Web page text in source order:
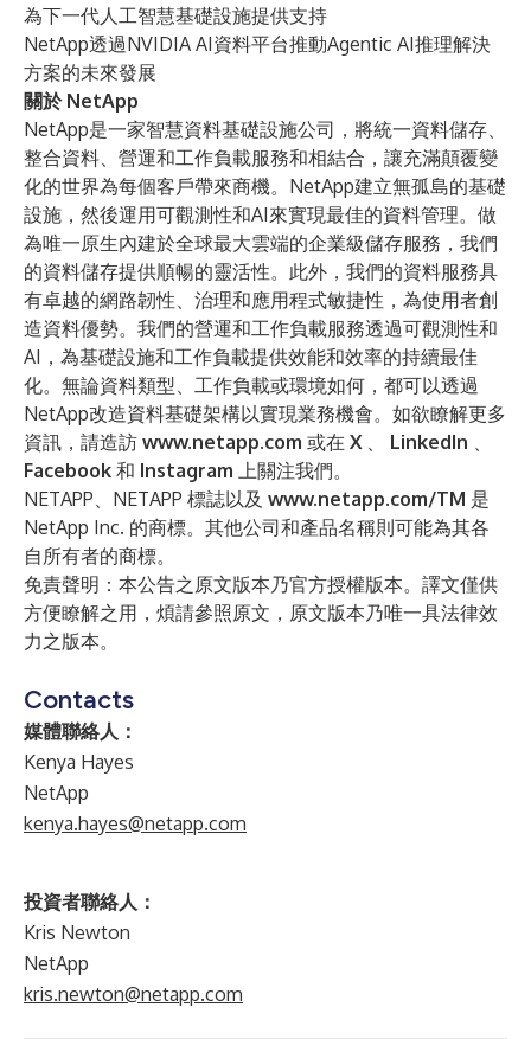
為下一代人工智慧基礎設施提供支持
NetApp透過NVIDIA AI資料平台推動Agentic AI推理解決
方案的未來發展
關於 NetApp
NetApp是一家智慧資料基礎設施公司，將統一資料儲存、
整合資料、營運和工作負載服務和相結合，讓充滿顛覆變
化的世界為每個客戶帶來商機。NetApp建立無孤島的基礎
設施，然後運用可觀測性和AI來實現最佳的資料管理。做
為唯一原生內建於全球最大雲端的企業級儲存服務，我們
的資料儲存提供順暢的靈活性。此外，我們的資料服務具
有卓越的網路韌性、治理和應用程式敏捷性，為使用者創
造資料優勢。我們的營運和工作負載服務透過可觀測性和
AI，為基礎設施和工作負載提供效能和效率的持續最佳
化。無論資料類型、工作負載或環境如何，都可以透過
NetApp改造資料基礎架構以實現業務機會。如欲瞭解更多
資訊，請造訪 www.netapp.com 或在 X、 LinkedIn 、
Facebook 和 Instagram 上關注我們。
NETAPP、NETAPP 標誌以及 www.netapp.com/TM 是
NetApp Inc. 的商標。其他公司和產品名稱則可能為其各
自所有者的商標。
免責聲明：本公告之原文版本乃官方授權版本。譯文僅供
方便瞭解之用，煩請參照原文，原文版本乃唯一具法律效
力之版本。
Contacts
媒體聯絡人：
Kenya Hayes
NetApp
kenya.hayes@netapp.com
投資者聯絡人：
Kris Newton
NetApp
kris.newton@netapp.com